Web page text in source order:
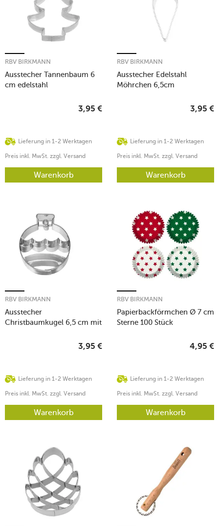
Ausstecher Tannenbaum 6
cm edelstahl
RBV BIRKMANN
Lieferung in 1-2 Werktagen
3,95 €
Preis inkl. MwSt. zzgl. Versand
Warenkorb
Ausstecher Edelstahl
Möhrchen 6,5cm
RBV BIRKMANN
Lieferung in 1-2 Werktagen
3,95 €
Preis inkl. MwSt. zzgl. Versand
Warenkorb
Ausstecher
Christbaumkugel 6,5 cm mit
RBV BIRKMANN
Lieferung in 1-2 Werktagen
3,95 €
Preis inkl. MwSt. zzgl. Versand
Warenkorb
Papierbackförmchen Ø 7 cm
Sterne 100 Stück
RBV BIRKMANN
Lieferung in 1-2 Werktagen
4,95 €
Preis inkl. MwSt. zzgl. Versand
Warenkorb